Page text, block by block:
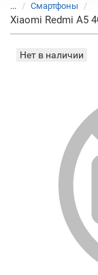
... Смартфоны
Xiaomi Redmi A5
Нет в наличии